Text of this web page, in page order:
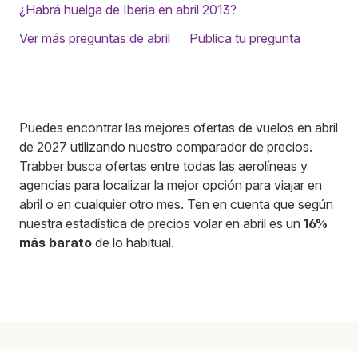
¿Habrá huelga de Iberia en abril 2013?
Ver más preguntas de abril
Publica tu pregunta
Puedes encontrar las mejores ofertas de vuelos en abril
de 2027 utilizando nuestro comparador de precios.
Trabber busca ofertas entre todas las aerolíneas y
agencias para localizar la mejor opción para viajar en
abril o en cualquier otro mes. Ten en cuenta que según
nuestra estadística de precios volar en abril es un 16%
más barato de lo habitual.